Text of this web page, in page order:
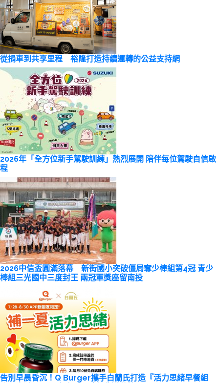
從捐車到共享里程 裕隆打造持續運轉的公益支持網
2026年「全方位新手駕駛訓練」熱烈展開 陪伴每位駕駛自信啟
程
2026中信盃圓滿落幕 新街國小突破僵局奪少棒組第4冠 青少
棒組三光國中三度封王 兩冠軍獎座留南投
告別早晨昏沉！Q Burger攜手白蘭氏打造『活力思緒早餐組